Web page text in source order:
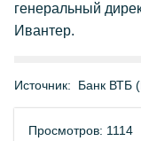
генеральный
Ивантер.
Источник: Банк ВТБ
Просмотров: 1114